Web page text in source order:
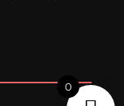
0